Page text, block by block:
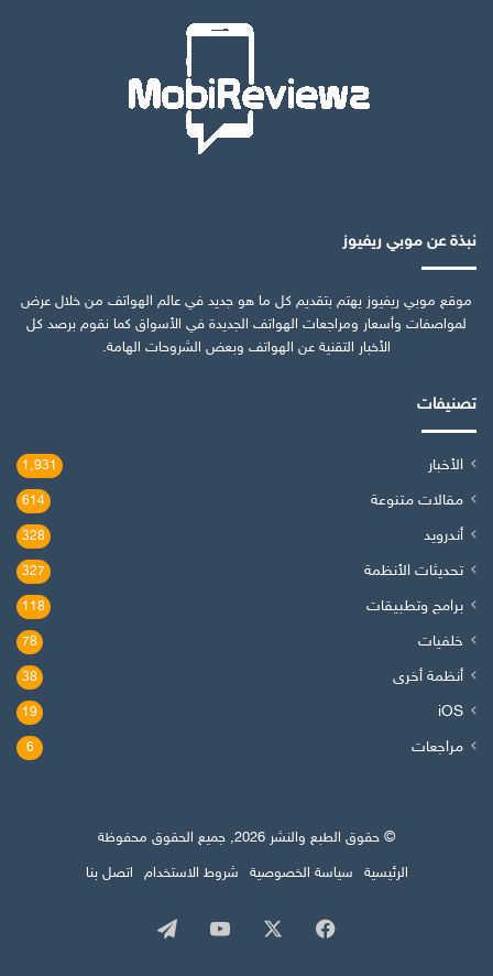
نبذة عن موبي ريفيوز
موقع موبي ريفيوز يهتم بتقديم كل ما هو جديد في عالم الهواتف من خلال عرض
لمواصفات وأسعار ومراجعات الهواتف الجديدة في الأسواق كما نقوم برصد كل
الأخبار التقنية عن الهواتف وبعض الشروحات الهامة.
تصنيفات
الأخبار 1٬931
مقالات متنوعة 614
أندرويد 328
تحديثات الأنظمة 327
برامج وتطبيقات 118
خلفيات 78
أنظمة أخرى 38
iOS
19
مراجعات 6
© حقوق الطبع والنشر 2026, جميع الحقوق محفوظة
الرئيسية
سياسة الخصوصية شروط الاستخدام اتصل بنا
فيسبوك ‫YouTube